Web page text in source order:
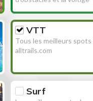
VTT
Tous les meilleurs
alltrails.com
Surf